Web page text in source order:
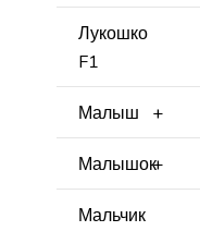
Лукошко
F1
Малыш +
Малышок+
Мальчик